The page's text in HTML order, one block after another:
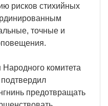
рисков стихийных
точные и
комитета
предотвращать